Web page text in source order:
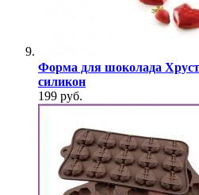
Форма для шоколада
силикон
199 руб.